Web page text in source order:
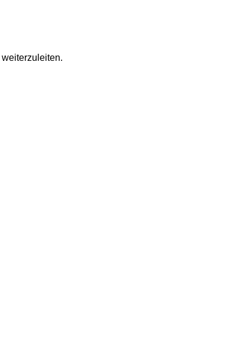
weiterzuleiten.